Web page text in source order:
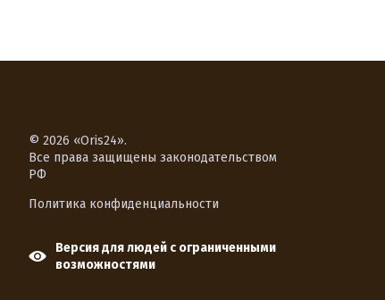
© 2026 «Oris24».
Все права защищены законодательством
РФ
Политика конфиденциальности
Версия для людей с ограниченными
возможностями